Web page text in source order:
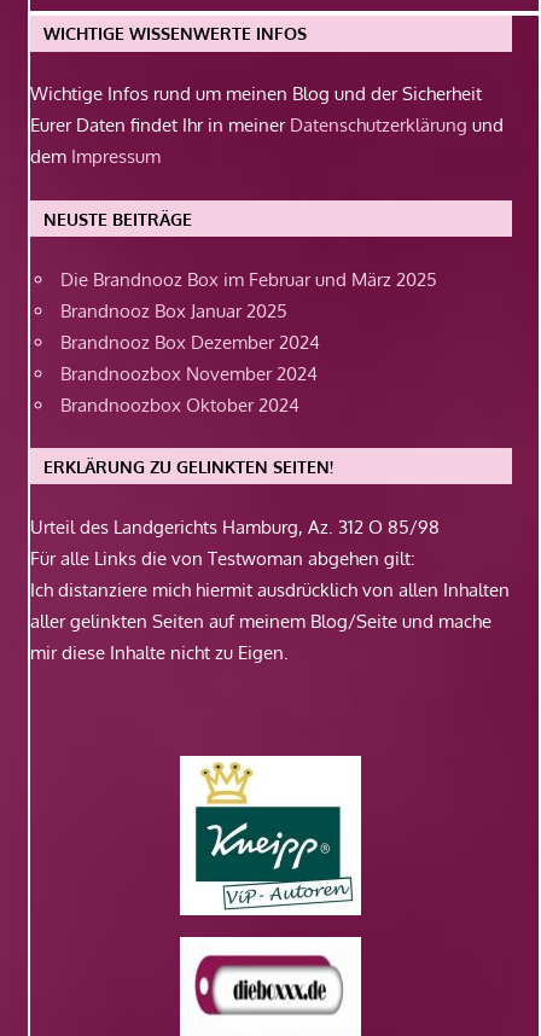
WICHTIGE WISSENWERTE INFOS
Wichtige Infos rund um meinen Blog und der Sicherheit
Eurer Daten findet Ihr in meiner Datenschutzerklärung und
dem Impressum
NEUSTE BEITRÄGE
Die Brandnooz Box im Februar und März 2025
Brandnooz Box Januar 2025
Brandnooz Box Dezember 2024
Brandnoozbox November 2024
Brandnoozbox Oktober 2024
ERKLÄRUNG ZU GELINKTEN SEITEN!
Urteil des Landgerichts Hamburg, Az. 312 O 85/98
Für alle Links die von Testwoman abgehen gilt:
Ich distanziere mich hiermit ausdrücklich von allen Inhalten
aller gelinkten Seiten auf meinem Blog/Seite und mache
mir diese Inhalte nicht zu Eigen.